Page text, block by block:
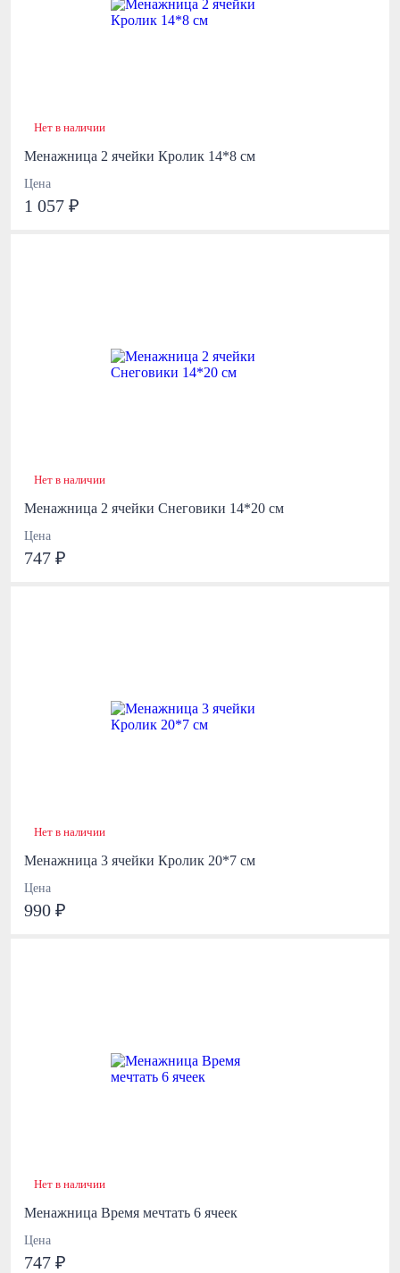
Нет в наличии
Менажница 2 ячейки Кролик 14*8 см
Цена
1 057 ₽
Нет в наличии
Менажница 2 ячейки Снеговики 14*20 см
Цена
747 ₽
Нет в наличии
Менажница 3 ячейки Кролик 20*7 см
Цена
990 ₽
Нет в наличии
Менажница Время мечтать 6 ячеек
Цена
747 ₽